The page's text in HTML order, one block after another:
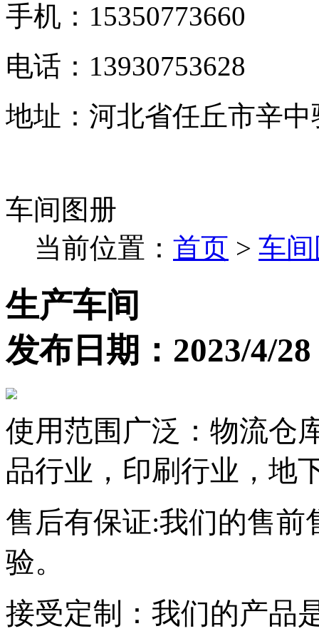
手机：15350773660
电话：13930753628
地址：河北省任丘市辛
车间图册
当前位置： 首页 > 车
生产车间
发布日期：2023/4/
使用范围广泛：物流仓
品行业，印刷行业，地
售后有保证:我们的售
验。
接受定制：我们的产品